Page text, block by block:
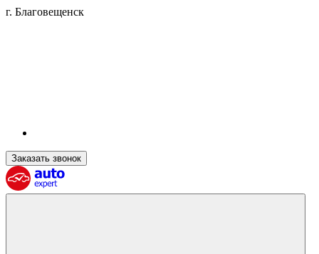
г. Благовещенск
Заказать звонок